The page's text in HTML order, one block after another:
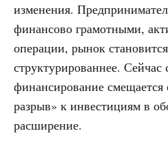
изменения.
финансово грамотными,
операции, рынок
структурированнее. Сейчас
финансирование смещается
разрыв» к инвестициям в
расширение.